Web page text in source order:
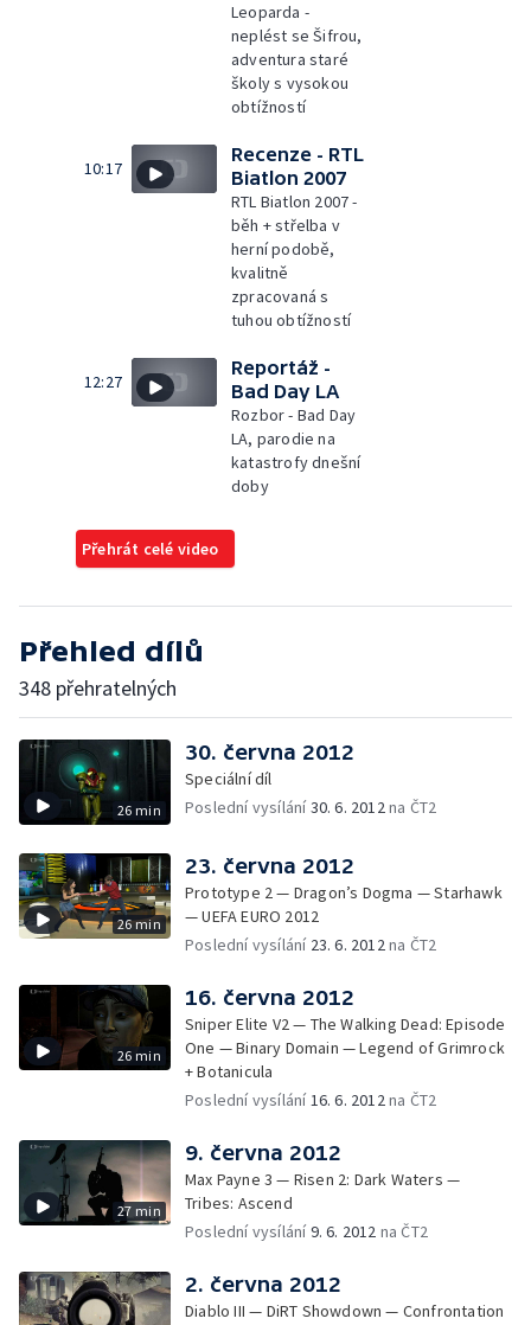
Leoparda -
neplést se Šifrou,
adventura staré
školy s vysokou
obtížností
10:17
Recenze - RTL
Biatlon 2007
RTL Biatlon 2007 -
běh + střelba v
herní podobě,
kvalitně
zpracovaná s
tuhou obtížností
12:27
Reportáž -
Bad Day LA
Rozbor - Bad Day
LA, parodie na
katastrofy dnešní
doby
Přehrát celé video
Přehled dílů
348 přehratelných
26 min
30. června 2012
Speciální díl
Poslední vysílání30. 6. 2012na ČT2
26 min
23. června 2012
Prototype 2 — Dragon’s Dogma — Starhawk
— UEFA EURO 2012
Poslední vysílání 23. 6. 2012na ČT2
26 min
16. června 2012
Sniper Elite V2 — The Walking Dead: Episode
One — Binary Domain — Legend of Grimrock
+ Botanicula
Poslední vysílání16. 6. 2012na ČT2
27 min
9. června 2012
Max Payne 3 — Risen 2: Dark Waters —
Tribes: Ascend
Poslední vysílání9. 6. 2012 na ČT2
2. června 2012
Diablo III — DiRT Showdown — Confrontation